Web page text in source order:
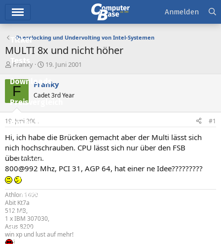
Ticker
Tests
Downloads
Preisvergleich
Forum
Aktuelles
Empfohlene Inhalte
Neue Beiträge
Neueste Aktivitäten
Leserartikel
Regeln
Anmelden
Overclocking und Undervolting von Intel-Systemen
MULTI 8x und nicht höher
E
s
e
e
Franky
E
s
e
t
a
m
19. Juni 2001
F Franky
Cadet 3rd Year
19. Juni 2001 #1
Hi, ich habe die Brücken gemacht aber der Multi lässt sich
nich hochschrauben. CPU lässt sich nur über den FSB
übertakten.
800@992 Mhz, PCI 31, AGP 64, hat einer ne Idee?????????
Athlon 1400
Abit Kt7a
512 MB,
1 x IBM 307030,
Asus 8200
win xp und lust auf mehr!